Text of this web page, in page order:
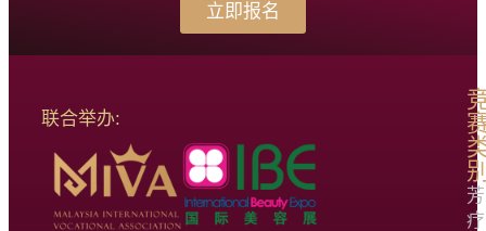
立即报名
联合举办:
芳
疗